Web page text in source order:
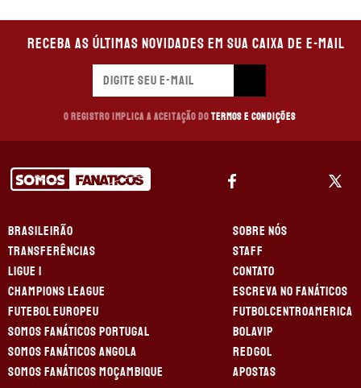
Receba as últimas novidades em sua caixa de e-mail
O registro implica a aceitação do Termos e Condições
BRASILEIRÃO
TRANSFERÊNCIAS
LIGUE 1
CHAMPIONS LEAGUE
FUTEBOL EUROPEU
SOMOS FANÁTICOS PORTUGAL
SOMOS FANÁTICOS ANGOLA
SOMOS FANÁTICOS MOÇAMBIQUE
SOBRE NÓS
STAFF
CONTATO
ESCREVA NO FANÁTICOS
FUTBOLCENTROAMERICA
BOLAVIP
REDGOL
APOSTAS